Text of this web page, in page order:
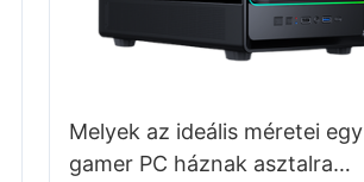
Melyek az ideális méretei egy
gamer PC háznak asztalra